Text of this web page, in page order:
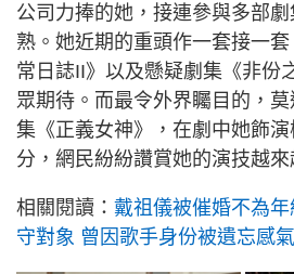
公司力捧的她，接連參與多部
熟。她近期的重頭作一套接一
常日誌II》以及懸疑劇集《非份
眾期待。而最令外界矚目的，
集《正義女神》，在劇中她飾
分，網民紛紛讚賞她的演技越來
相關閱讀： 戴祖儀被催婚不為
守對象 曾因歌手身份被遺忘感